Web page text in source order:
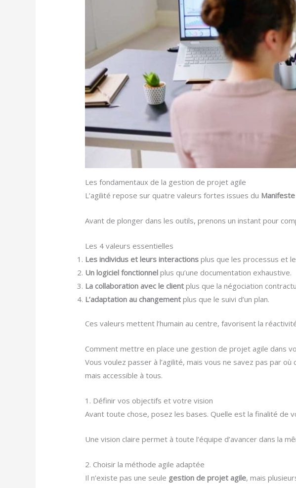
Les fondamentaux de la gestion de projet agile
L’agilité repose sur quatre valeurs fortes issues du
Avant de plonger dans les outils, prenons un instant pour
Les 4 valeurs essentielles
Les individus et leurs interactions plus que les processus et
Un logiciel fonctionnel plus qu’une documentation exhaustive.
La collaboration avec le client plus que la négociation
L’adaptation au changement plus que le suivi d’un plan.
Ces valeurs mettent l’humain au centre, favorisent la
Comment mettre en place une gestion de projet agile dans
Vous voulez passer à l’agilité, mais vous ne savez pas par
mais accessible à tous.
1. Définir vos objectifs et votre vision
Avant toute chose, posez les bases. Quelle est la finalité
Une vision claire permet à toute l’équipe d’avancer dans la
2. Choisir la méthode agile adaptée
Il n’existe pas une seule gestion de projet agile, mais